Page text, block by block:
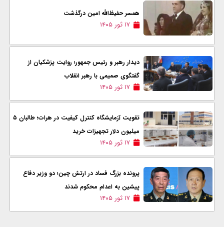
همسر حفیظ‌الله امین درگذشت
۱۷ ثور ۱۴۰۵
دیدار رهبر و رئیس جمهور؛ روایت پزشکیان از
گفتگوی صمیمی با رهبر انقلاب
۱۷ ثور ۱۴۰۵
تقویت آزمایشگاه کنترل کیفیت در هرات؛ طالبان ۵
میلیون دلار تجهیزات خرید
۱۷ ثور ۱۴۰۵
پرونده بزرگ فساد در ارتش چین؛ دو وزیر دفاع
پیشین به اعدام محکوم شدند
۱۷ ثور ۱۴۰۵